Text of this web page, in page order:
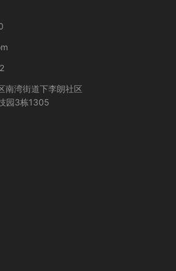
南湾街道下李朗社区
园3栋1305